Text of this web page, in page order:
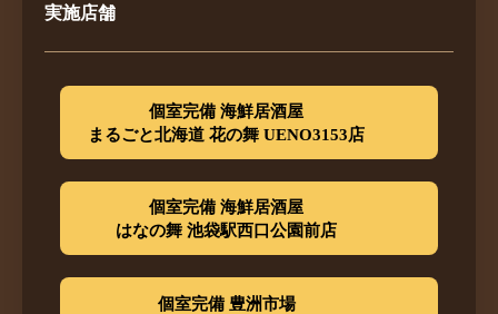
実施店舗
個室完備 海鮮居酒屋
まるごと北海道花の舞 UENO3153店
個室完備 海鮮居酒屋
はなの舞 池袋駅西口公園前店
個室完備 豊洲市場